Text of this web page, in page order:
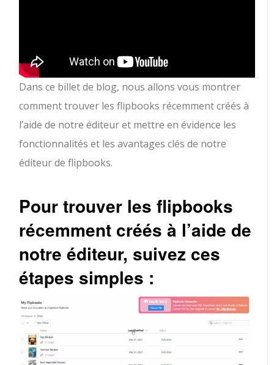
Dans ce billet de blog, nous allons vous montrer
comment trouver les flipbooks récemment créés à
l’aide de notre éditeur et mettre en évidence les
fonctionnalités et les avantages clés de notre
éditeur de flipbooks.
Pour trouver les flipbooks
récemment créés à l’aide de
notre éditeur, suivez ces
étapes simples :